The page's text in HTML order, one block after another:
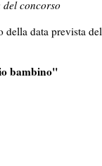
concorso
della data prevista del
bambino"